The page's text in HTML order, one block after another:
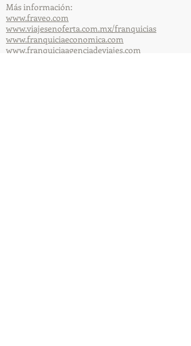
Más información:
www.fraveo.com
www.viajesenoferta.com.mx/franquicias
www.franquiciaeconomica.com
www.franquiciaagenciadeviajes.com